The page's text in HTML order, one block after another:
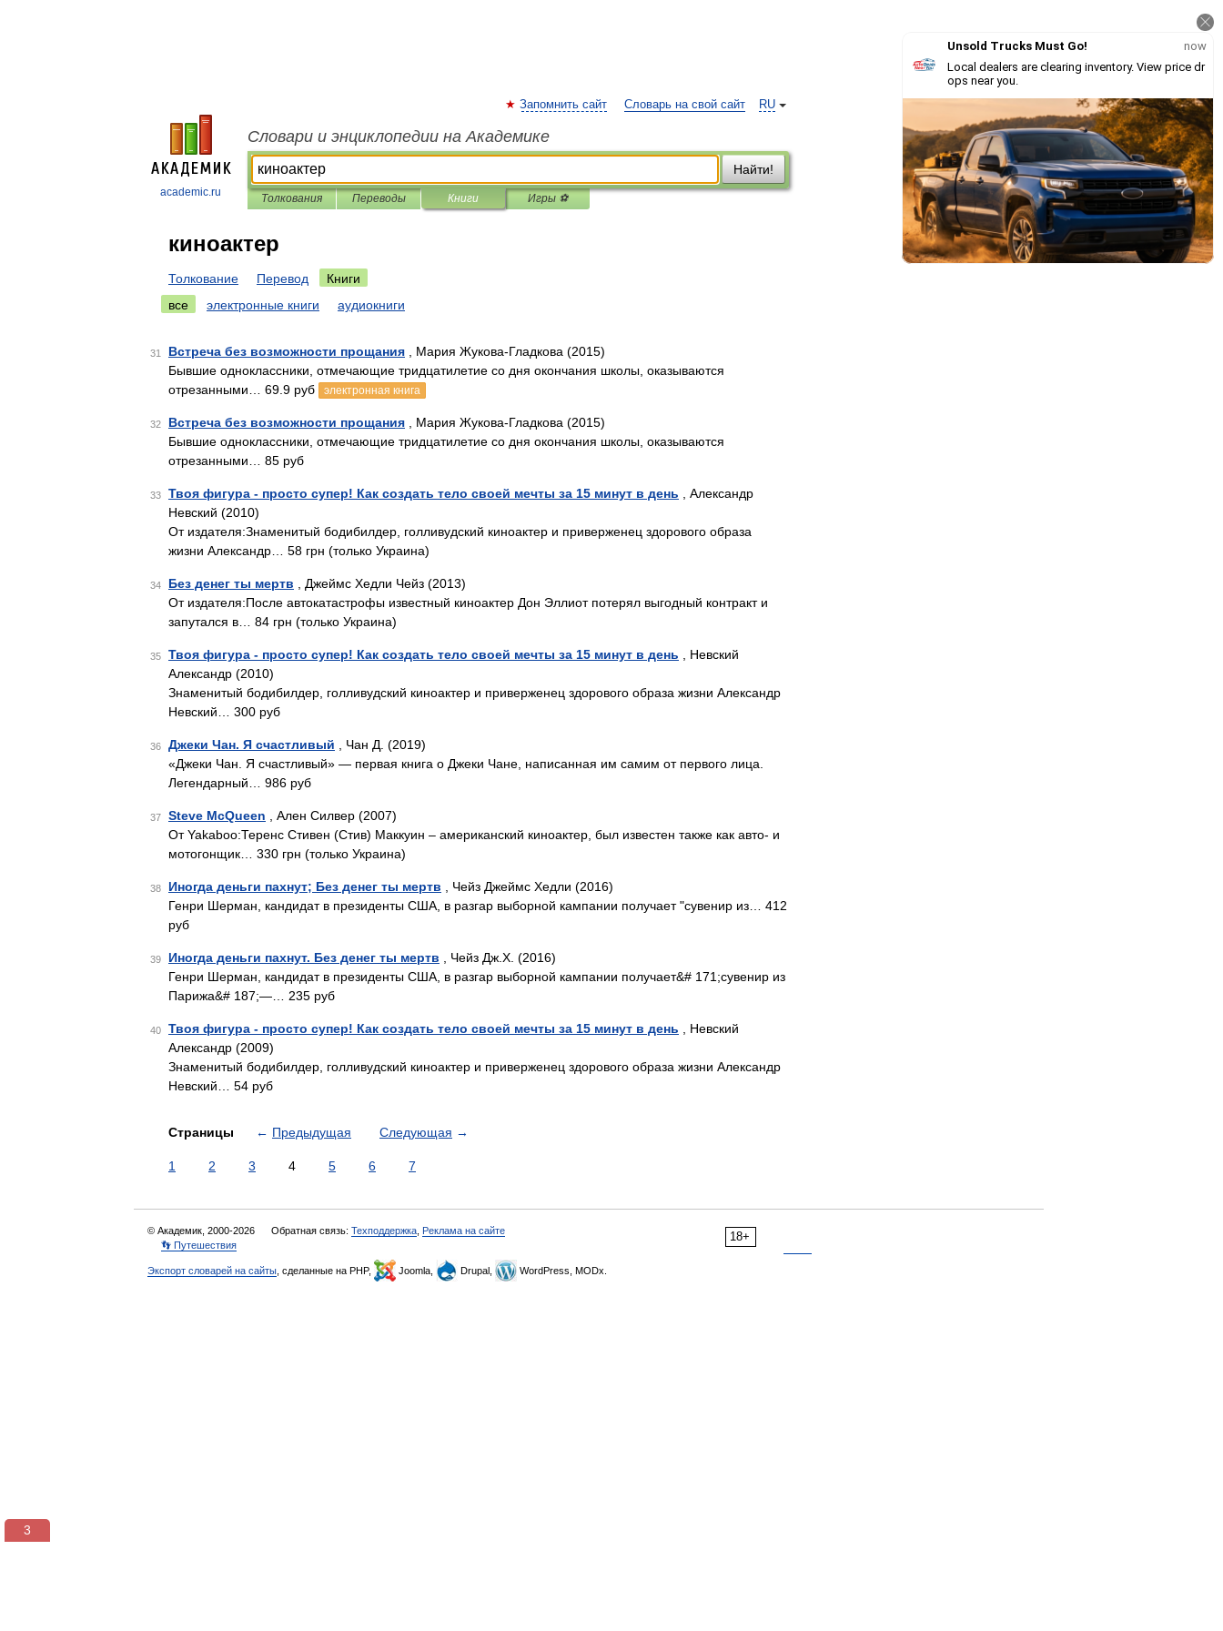
academic.ru
RU
Запомнить сайт Словарь на свой сайт
Словари и энциклопедии на Академике
Найти!
Толкования Переводы Книги Игры ⚽
киноактер
Толкование Перевод
Книги
все
электронные книги аудиокниги
31 Встреча без возможности прощания , Мария Жукова-Гладкова (2015)
Бывшие одноклассники, отмечающие тридцатилетие со дня окончания школы, оказываются
отрезанными… 69.9 руб
электронная книга
32 Встреча без возможности прощания , Мария Жукова-Гладкова (2015)
Бывшие одноклассники, отмечающие тридцатилетие со дня окончания школы, оказываются
отрезанными… 85 руб
33 Твоя фигура - просто супер! Как создать тело своей мечты за 15 минут в день , Александр
Невский (2010)
От издателя:Знаменитый бодибилдер, голливудский киноактер и приверженец здорового образа
жизни Александр… 58 грн (только Украина)
34 Без денег ты мертв , Джеймс Хедли Чейз (2013)
От издателя:После автокатастрофы известный киноактер Дон Эллиот потерял выгодный контракт и
запутался в… 84 грн (только Украина)
35 Твоя фигура - просто супер! Как создать тело своей мечты за 15 минут в день , Невский
Александр (2010)
Знаменитый бодибилдер, голливудский киноактер и приверженец здорового образа жизни Александр
Невский… 300 руб
36 Джеки Чан. Я счастливый , Чан Д. (2019)
«Джеки Чан. Я счастливый» — первая книга о Джеки Чане, написанная им самим от первого лица.
Легендарный… 986 руб
37 Steve McQueen , Ален Силвер (2007)
От Yakaboo:Теренс Стивен (Стив) Маккуин – американский киноактер, был известен также как авто- и
мотогонщик… 330 грн (только Украина)
38 Иногда деньги пахнут; Без денег ты мертв , Чейз Джеймс Хедли (2016)
Генри Шерман, кандидат в президенты США, в разгар выборной кампании получает "сувенир из… 412
руб
39 Иногда деньги пахнут. Без денег ты мертв , Чейз Дж.Х. (2016)
Генри Шерман, кандидат в президенты США, в разгар выборной кампании получает&# 171;сувенир из
Парижа&# 187;—… 235 руб
40 Твоя фигура - просто супер! Как создать тело своей мечты за 15 минут в день , Невский
Александр (2009)
Знаменитый бодибилдер, голливудский киноактер и приверженец здорового образа жизни Александр
Невский… 54 руб
Страницы ← Предыдущая Следующая →
1 2 3 4 5 6 7
18+
© Академик, 2000-2026 Обратная связь: Техподдержка Реклама на сайте
👣 Путешествия
Экспорт словарей на сайты , сделанные на PHP, Joomla, Drupal, WordPress, MODx.
3